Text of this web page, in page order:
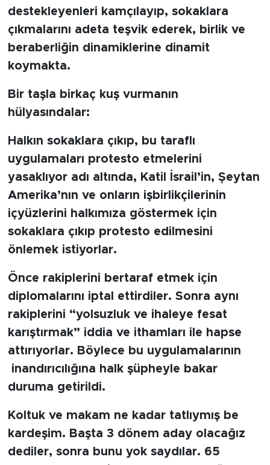
destekleyenleri kamçılayıp, sokaklara
çıkmalarını adeta teşvik ederek, birlik ve
beraberliğin dinamiklerine dinamit
koymakta.
Bir taşla birkaç kuş vurmanın
hülyasındalar:
Halkın sokaklara çıkıp, bu taraflı
uygulamaları protesto etmelerini
yasaklıyor adı altında, Katil İsrail’in, Şeytan
Amerika’nın ve onların işbirlikçilerinin
içyüzlerini halkımıza göstermek için
sokaklara çıkıp protesto edilmesini
önlemek istiyorlar.
Önce rakiplerini bertaraf etmek için
diplomalarını iptal ettirdiler. Sonra aynı
rakiplerini “yolsuzluk ve ihaleye fesat
karıştırmak” iddia ve ithamları ile hapse
attırıyorlar. Böylece bu uygulamalarının
inandırıcılığına halk şüpheyle bakar
duruma getirildi.
Koltuk ve makam ne kadar tatlıymış be
kardeşim. Başta 3 dönem aday olacağız
dediler, sonra bunu yok saydılar. 65